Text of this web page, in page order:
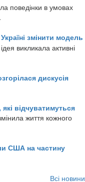
поведінки в умовах
змінити модель
викликала активні
дискусія
які відчуватимуться
життя кожного
США на частину
Всі новини